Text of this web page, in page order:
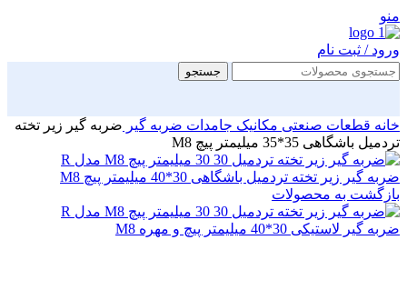
منو
ورود / ثبت نام
جستجو
خانه قطعات صنعتی مکانیک جامدات ضربه گیر ضربه گیر زیر تخته
تردمیل باشگاهی 35*35 میلیمتر پیچ M8
ضربه گیر زیر تخته تردمیل باشگاهی 30*40 میلیمتر پیچ M8
بازگشت به محصولات
ضربه گیر لاستیکی 30*40 میلیمتر پیچ و مهره M8